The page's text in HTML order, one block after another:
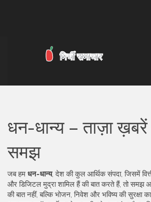
धन-धान्य – ताज़ा
समझ
जब हम धन-धान्य,देश की कुल आर्थिक संपदा, जिसमें
और डिजिटल मुद्रा शामिल हैंकी बात करते हैं, तो समझ
की बात नहीं, बल्कि भोजन, निवेश और भविष्य की सुरक्षा